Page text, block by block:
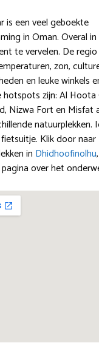
is een veel geboekte
in Oman. Overal
te vervelen. De regio
zon,
en leuke winkels
zijn: Al Hoota
Nizwa Fort en Misfat
natuurplekken.
Klik door naar
in Dhidhoofinolhu,
over het